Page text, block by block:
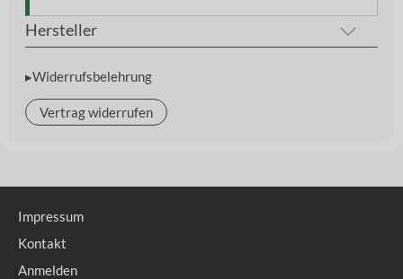
Hersteller
▸Widerrufsbelehrung
Vertrag widerrufen
Impressum
Kontakt
Anmelden